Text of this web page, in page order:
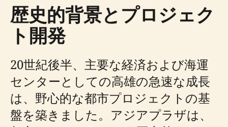
歴史的背景とプロジェク
ト開発
20世紀後半、主要な経済および海運
センターとしての高雄の急速な成長
は、野心的な都市プロジェクトの基
盤を築きました。アジアプラザは、